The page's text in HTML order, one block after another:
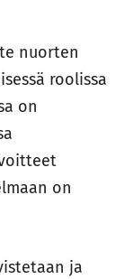
nuorten
roolissa
on
on
ja